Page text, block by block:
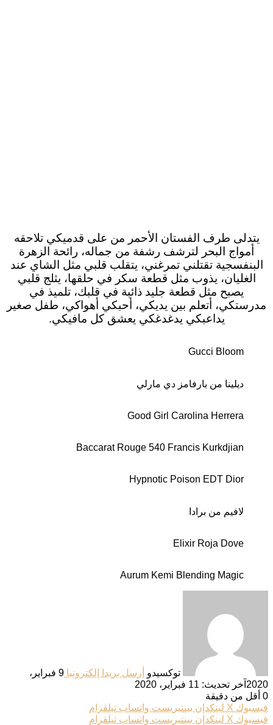
يتدلى طرف الفستان الأحمر من على قدميكي تلاحقه
أمواج البحر لترشف رشفة من جماله، رائحة الزهرة
البنفسجية تقتلني تمرغني، يتقلب قلبي مثل الشاي عند
الغليان، يذوب مثل قطعة سكر في حلقها، يثلج قلبي
يصبح مثل قطعة جليد ذائبة في قلبك، تلميذ في
مدرستكي، أتعلم بين يديكي، أحبكي أهواكي، طفل صغير
يداعبكي يدغدغكي يعشق كل مافيكي.
Gucci Bloom
ديلينا من بارفامز دي مارلي
Good Girl Carolina Herrera
Baccarat Rouge 540 Francis Kurkdjian
Hypnotic Poison EDT Dior
لافيم من برادا
Elixir Roja Dove
Aurum Kemi Blending Magic
توكسيدو أرسل بريدا إلكترونيا
9 فبراير،
2020 آخر تحديث: 11 فبراير، 2020
0 أقل من دقيقة
فيسبوك ‫X لينكدإن بينتيريست واتساب تيلقرام
فيسبوك ‫X لينكدإن بينتيريست واتساب تيلقرام